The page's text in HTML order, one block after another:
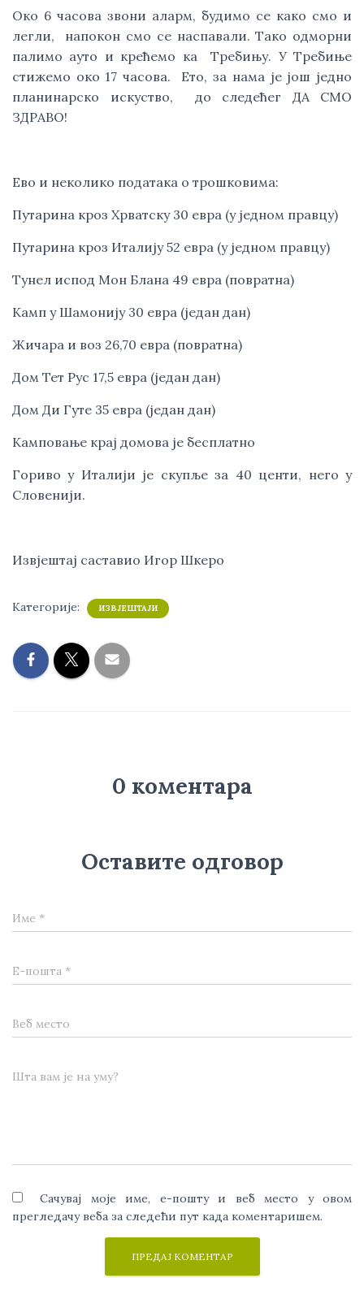
Око 6 часова звони аларм, будимо се како смо и
легли, напокон смо се наспавали. Тако одморни
палимо ауто и крећемо ка Требињу. У Требиње
стижемо око 17 часова. Ето, за нама је још једно
планинарско искуство, до следећег ДА СМО
ЗДРАВО!
Ево и неколико података о трошковима:
Путарина кроз Хрватску 30 евра (у једном правцу)
Путарина кроз Италију 52 евра (у једном правцу)
Тунел испод Мон Блана 49 евра (повратна)
Камп у Шамонију 30 евра (један дан)
Жичара и воз 26,70 евра (повратна)
Дом Тет Рус 17,5 евра (један дан)
Дом Ди Гуте 35 евра (један дан)
Камповање крај домова је бесплатно
Гориво у Италији је скупље за 40 центи, него у
Словенији.
Извјештај саставио Игор Шкеро
Категорије: ИЗВЈЕШТАЈИ
0 коментара
Оставите одговор
Име *
Е-пошта *
Веб место
Шта вам је на уму?
Сачувај моје име, е-пошту и веб место у овом
прегледачу веба за следећи пут када коментаришем.